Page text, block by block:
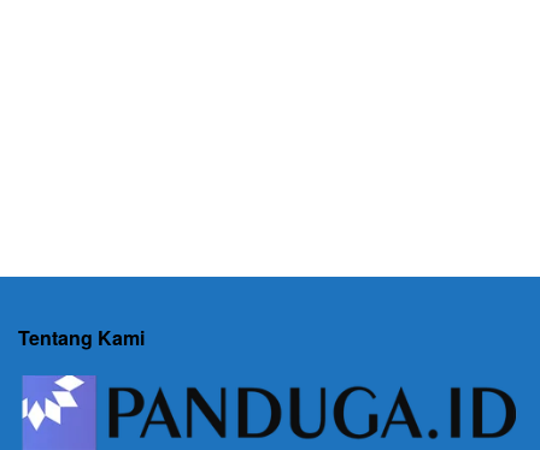
Tentang Kami